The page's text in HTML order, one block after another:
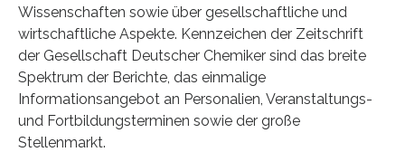
Wissenschaften sowie über gesellschaftliche und
wirtschaftliche Aspekte. Kennzeichen der Zeitschrift
der Gesellschaft Deutscher Chemiker sind das breite
Spektrum der Berichte, das einmalige
Informationsangebot an Personalien, Veranstaltungs-
und Fortbildungsterminen sowie der große
Stellenmarkt.